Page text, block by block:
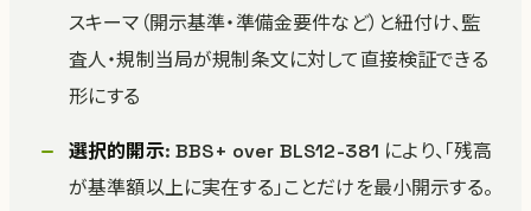
スキーマ（開示基準・準備金要件など）と紐付け、監
査人・規制当局が規制条文に対して直接検証できる
形にする
選択的開示: BBS+ over BLS12-381 により、「残高
が基準額以上に実在する」ことだけを最小開示する。